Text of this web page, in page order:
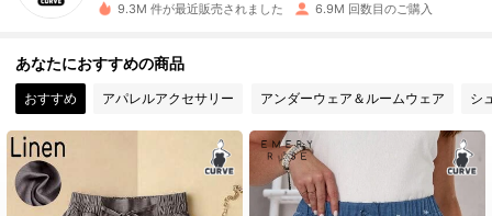
4.86 1M フォロワー
1M フォロワー
9.3M 件が最近販売されました 6.9M 回数目のご購入
あなたにおすすめの商品
おすすめ アパレルアクセサリー アンダーウェア＆ルームウェア シ